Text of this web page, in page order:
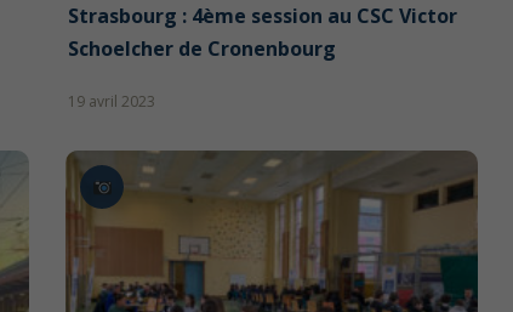
Strasbourg : 4ème session au CSC Victor
Schoelcher de Cronenbourg
19 avril 2023